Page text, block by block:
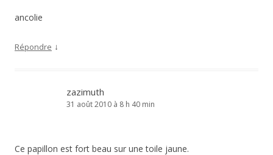
ancolie
Répondre ↓
zazimuth
31 août 2010 à 8 h 40 min
Ce papillon est fort beau sur une toile jaune.